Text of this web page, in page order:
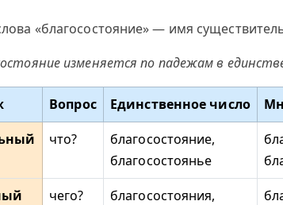
«благосостояние» — имя
изменяется по падежам в
Вопрос Единственное число
что?
благосостояние,
благосостоянье
чего?
благосостояния,